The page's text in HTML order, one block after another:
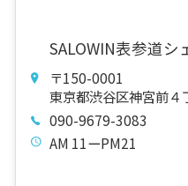
SALOWIN表参道シ
〒150-0001
東京都渋谷区神宮前４
090-9679-3083
AM 11ーPM21